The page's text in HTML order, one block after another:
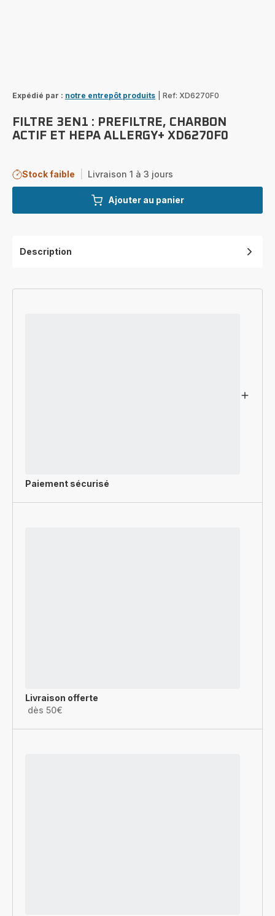
Expédié par : notre entrepôt produits Ref: XD6270F0
FILTRE 3EN1 : PREFILTRE, CHARBON
ACTIF ET HEPA ALLERGY+ XD6270F0
Stock faible Livraison 1 à 3 jours
Ajouter au panier
Description
Paiement sécurisé
Livraison offerte
dès 50€